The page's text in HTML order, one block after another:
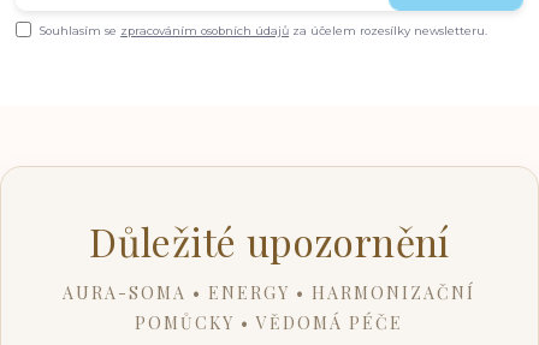
Souhlasím se zpracováním osobních údajů za účelem rozesílky newsletteru.
Důležité upozornění
AURA-SOMA • ENERGY • HARMONIZAČNÍ
POMŮCKY • VĚDOMÁ PÉČE